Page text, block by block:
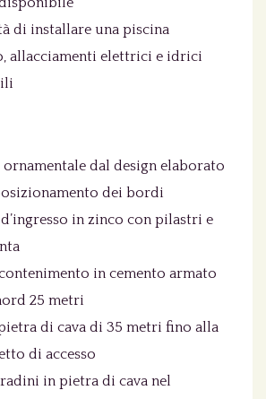
di installare una piscina
allacciamenti elettrici e idrici
dal design elaborato
dei bordi
in zinco con pilastri e
in cemento armato
25 metri
di cava di 35 metri fino alla
di accesso
in pietra di cava nel